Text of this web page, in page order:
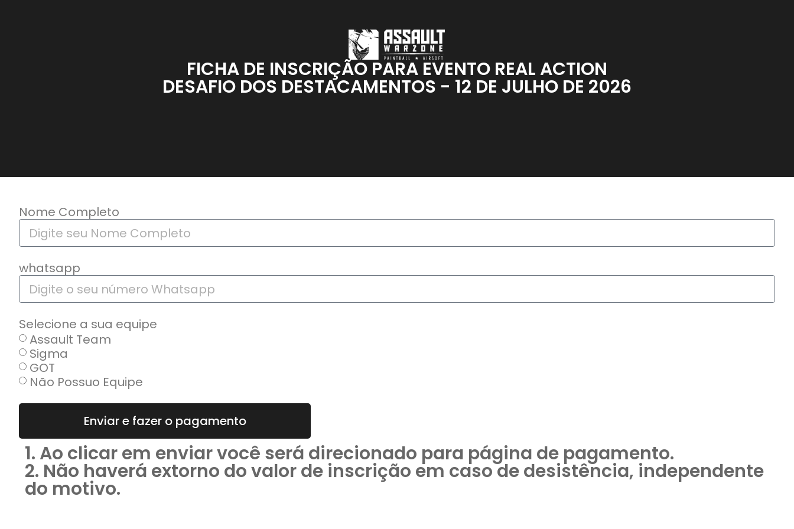
FICHA DE INSCRIÇÃO PARA EVENTO REAL ACTION
DESAFIO DOS DESTACAMENTOS - 12 DE JULHO DE 2026
Nome Completo
whatsapp
Selecione a sua equipe
Assault Team
Sigma
GOT
Não Possuo Equipe
Enviar e fazer o pagamento
1. Ao clicar em enviar você será direcionado para página de pagamento.
2. Não haverá extorno do valor de inscrição em caso de desistência, independente
do motivo.